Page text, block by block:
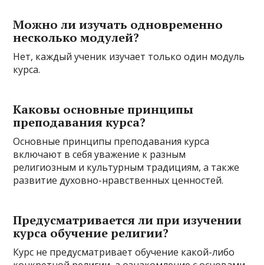
Можно ли изучать одновременно
несколько модулей?
Нет, каждый ученик изучает только один модуль
курса.
Каковы основные принципы
преподавания курса?
Основные принципы преподавания курса
включают в себя уважение к разным
религиозным и культурным традициям, а также
развитие духовно-нравственных ценностей.
Предусматривается ли при изучении
курса обучение религии?
Курс не предусматривает обучение какой-либо